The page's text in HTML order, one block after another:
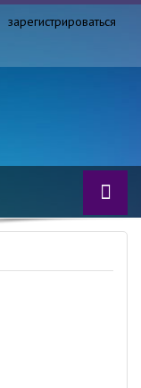
зарегистрироваться